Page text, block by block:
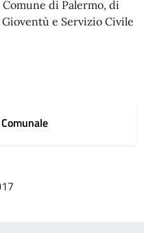
di Palermo, di
e Servizio Civile